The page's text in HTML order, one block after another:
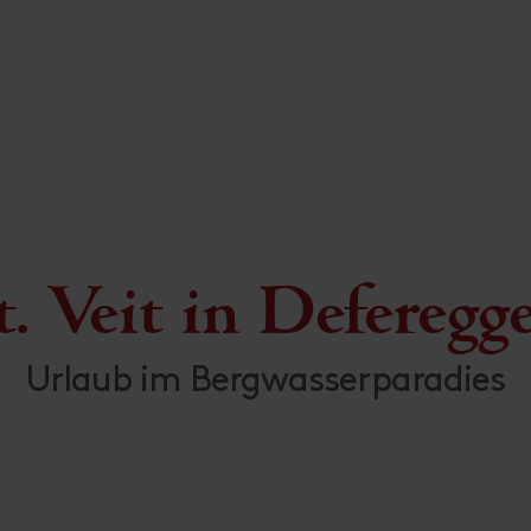
Veit in
Urlaub im Bergwasserparadies